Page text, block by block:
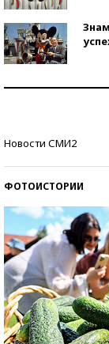
Новости СМИ2
ФОТОИСТОРИИ